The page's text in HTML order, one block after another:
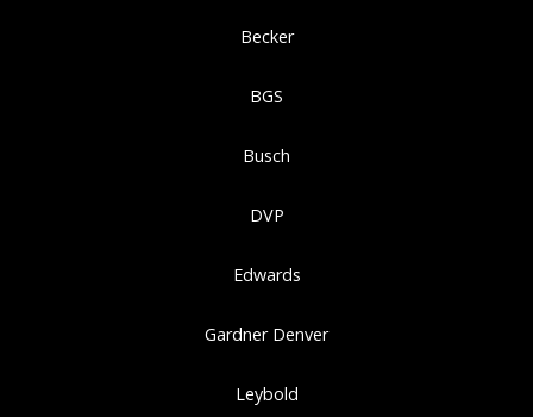
Becker
BGS
Busch
DVP
Edwards
Gardner Denver
Leybold